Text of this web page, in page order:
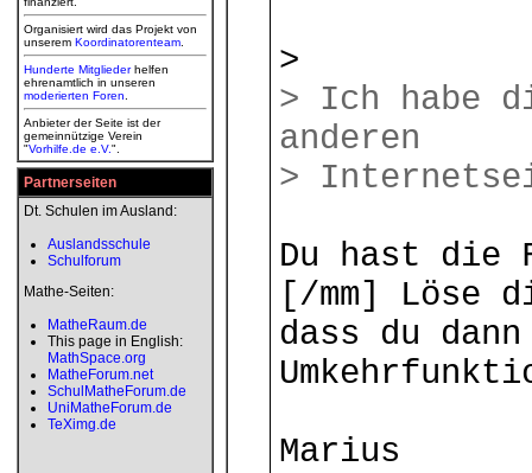
Organisiert wird das Projekt von
unserem Koordinatorenteam
Hunderte Mitgliederhelfen
ehrenamtlich in unseren
moderierten Foren
Anbieter der Seite ist der
gemeinnützige Verein
"Vorhilfe.de e.V.".
Partnerseiten
Dt. Schulen im Ausland:
Auslandsschule
Schulforum
Mathe-Seiten:
MatheRaum.de
This page in English:
MathSpace.org
MatheForum.net
SchulMatheForum.de
UniMatheForum.de
TeXimg.de
>
> Ich habe
anderen
>
Du hast die
[/mm] Löse
dass du
Marius